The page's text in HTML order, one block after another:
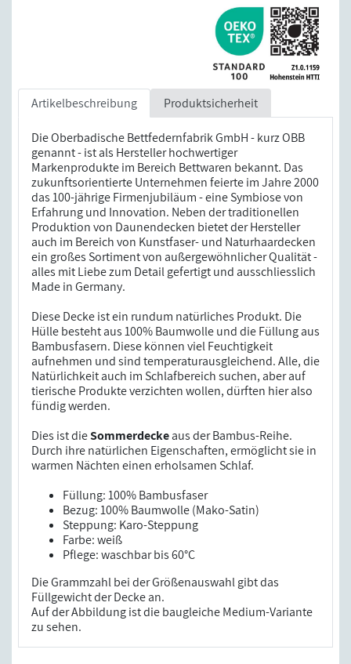
Artikelbeschreibung Produktsicherheit
Die Oberbadische Bettfedernfabrik GmbH - kurz OBB
genannt - ist als Hersteller hochwertiger
Markenprodukte im Bereich Bettwaren bekannt. Das
zukunftsorientierte Unternehmen feierte im Jahre 2000
das 100-jährige Firmenjubiläum - eine Symbiose von
Erfahrung und Innovation. Neben der traditionellen
Produktion von Daunendecken bietet der Hersteller
auch im Bereich von Kunstfaser- und Naturhaardecken
ein großes Sortiment von außergewöhnlicher Qualität -
alles mit Liebe zum Detail gefertigt und ausschliesslich
Made in Germany.
Diese Decke ist ein rundum natürliches Produkt. Die
Hülle besteht aus 100% Baumwolle und die Füllung aus
Bambusfasern. Diese können viel Feuchtigkeit
aufnehmen und sind temperaturausgleichend. Alle, die
Natürlichkeit auch im Schlafbereich suchen, aber auf
tierische Produkte verzichten wollen, dürften hier also
fündig werden.
Dies ist dieSommerdeckeaus der Bambus-Reihe.
Durch ihre natürlichen Eigenschaften, ermöglicht sie in
warmen Nächten einen erholsamen Schlaf.
Füllung: 100% Bambusfaser
Bezug: 100% Baumwolle (Mako-Satin)
Steppung: Karo-Steppung
Farbe: weiß
Pflege: waschbar bis 60°C
Die Grammzahl bei der Größenauswahl gibt das
Füllgewicht der Decke an.
Auf der Abbildung ist die baugleiche Medium-Variante
zu sehen.